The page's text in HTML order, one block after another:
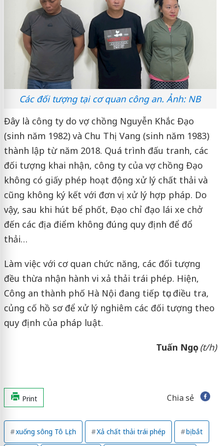
Các đối tượng tại cơ quan công an. Ảnh: NB
Đây là công ty do vợ chồng Nguyễn Khắc Đạo
(sinh năm 1982) và Chu Thị Vang (sinh năm 1983)
thành lập từ năm 2018. Quá trình đấu tranh, các
đối tượng khai nhận, công ty của vợ chồng Đạo
không có giấy phép hoạt động xử lý chất thải và
cũng không ký kết với đơn vị xử lý hợp pháp. Do
vậy, sau khi hút bể phốt, Đạo chỉ đạo lái xe chở
đến các địa điểm không đúng quy định để đổ
thải…
Làm việc với cơ quan chức năng, các đối tượng
đều thừa nhận hành vi xả thải trái phép. Hiện,
Công an thành phố Hà Nội đang tiếp tục điều tra,
củng cố hồ sơ để xử lý nghiêm các đối tượng theo
quy định của pháp luật.
Tuấn Ngọc(t/h)
Print Chia sẻ
xuống sông Tô Lịch Xả chất thải trái phép bị bắt